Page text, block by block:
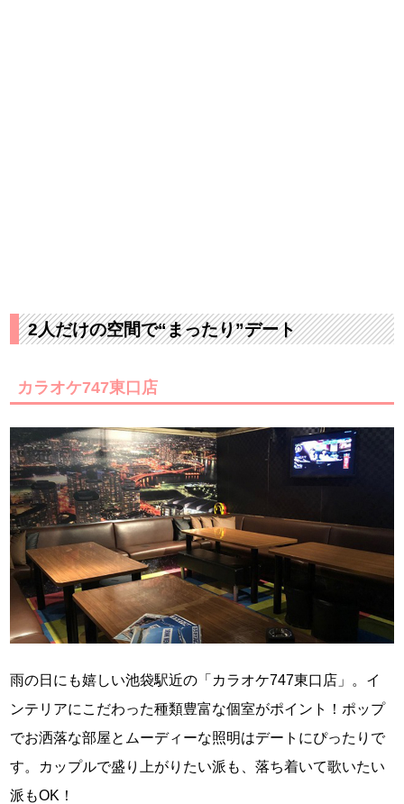
2人だけの空間で“まったり”デート
カラオケ747東口店
雨の日にも嬉しい池袋駅近の「カラオケ747東口店」。イ
ンテリアにこだわった種類豊富な個室がポイント！ポップ
でお洒落な部屋とムーディーな照明はデートにぴったりで
す。カップルで盛り上がりたい派も、落ち着いて歌いたい
派もOK！